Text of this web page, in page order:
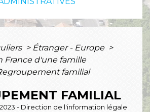
> Étranger - Europe >
France d'une famille
familial
FAMILIAL
- Direction de l'information légale